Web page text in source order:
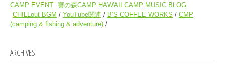
CAMP EVENT 響の森CAMP HAWAII CAMP MUSIC BLOG
CHILLout BGM
YouTube関連 B'S COFFEE WORKS
CMP
(camping & fishing & adventure)
ARCHIVES